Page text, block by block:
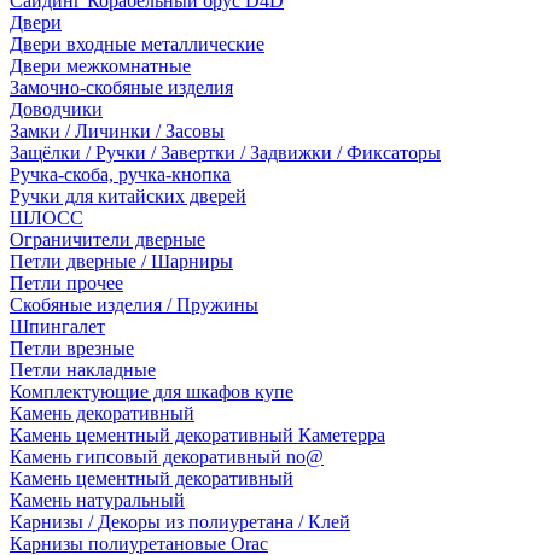
Двери
Двери входные металлические
Двери межкомнатные
Замочно-скобяные изделия
Доводчики
Замки / Личинки / Засовы
Защёлки / Ручки / Завертки / Задвижки / Фиксаторы
Ручка-скоба, ручка-кнопка
Ручки для китайских дверей
ШЛОСС
Ограничители дверные
Петли дверные / Шарниры
Петли прочее
Скобяные изделия / Пружины
Шпингалет
Петли врезные
Петли накладные
Комплектующие для шкафов купе
Камень декоративный
Камень цементный декоративный Каметерра
Камень гипсовый декоративный no@
Камень цементный декоративный
Камень натуральный
Карнизы / Декоры из полиуретана / Клей
Карнизы полиуретановые Orac